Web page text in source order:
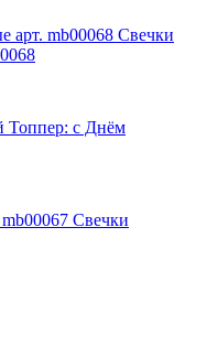
Свечки
Топпер: с Днём
Свечки